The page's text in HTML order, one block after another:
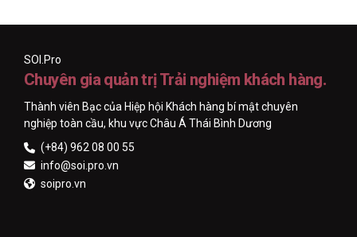
SOI.Pro
Chuyên gia quản trị Trải nghiệm khách hàng.
Thành viên Bạc của Hiệp hội Khách hàng bí mật chuyên
nghiệp toàn cầu, khu vực Châu Á Thái Bình Dương
(+84) 962 08 00 55
info@soi.pro.vn
soipro.vn